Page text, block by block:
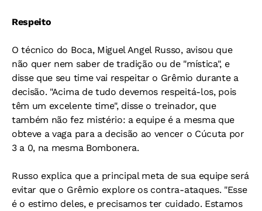
Respeito
O técnico do Boca, Miguel Angel Russo, avisou que
não quer nem saber de tradição ou de "mística", e
disse que seu time vai respeitar o Grêmio durante a
decisão. "Acima de tudo devemos respeitá-los, pois
têm um excelente time", disse o treinador, que
também não fez mistério: a equipe é a mesma que
obteve a vaga para a decisão ao vencer o Cúcuta por
3 a 0, na mesma Bombonera.
Russo explica que a principal meta de sua equipe será
evitar que o Grêmio explore os contra-ataques. "Esse
é o estimo deles, e precisamos ter cuidado. Estamos